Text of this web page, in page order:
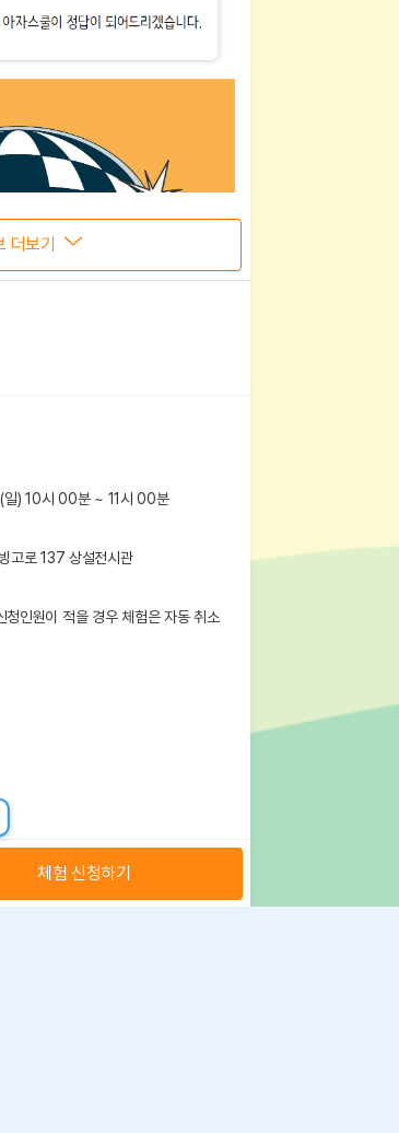
더보기
) 10시 00분~ 11시00분
고로 137 상설전시관
청인원이 적을 경우 체험은 자동 취소
체험 신청하기